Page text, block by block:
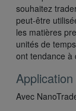
souhaitez
peut-être
les matières
unités de
ont tendance à
Avec